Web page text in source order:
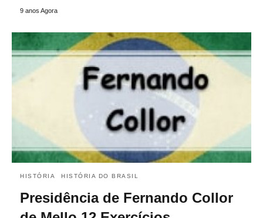
9 anos Agora
HISTÓRIA HISTÓRIA DO BRASIL
Presidência de Fernando Collor